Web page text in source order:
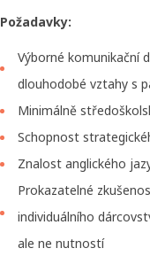
Požadavky:
Výborné komunikační
dlouhodobé vztahy s
Minimálně
Schopnost
Znalost anglického
Prokazatelné
individuálního
ale ne nutností